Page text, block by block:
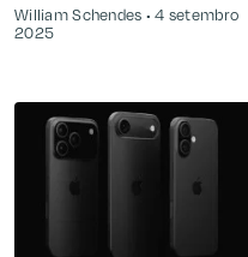
William Schendes
4 setembro
2025